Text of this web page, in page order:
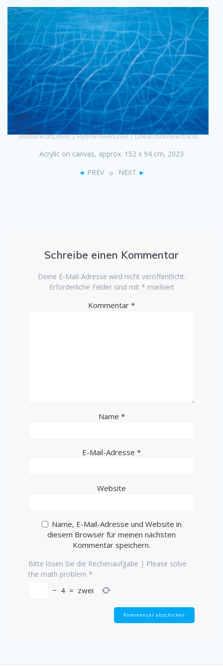
WasserKraftLinien | HydroPowerLines | Líneas hidroeléctricas
Acrylic on canvas, approx. 152 x 94 cm, 2023
◄ PREV ☼ NEXT ►
Schreibe einen Kommentar
Deine E-Mail-Adresse wird nicht veröffentlicht.
Erforderliche Felder sind mit * markiert
Kommentar *
Name *
E-Mail-Adresse *
Website
Name, E-Mail-Adresse und Website in
diesem Browser für meinen nächsten
Kommentar speichern.
Bitte lösen Sie die Rechenaufgabe | Please solve
the math problem *
− 4 = zwei